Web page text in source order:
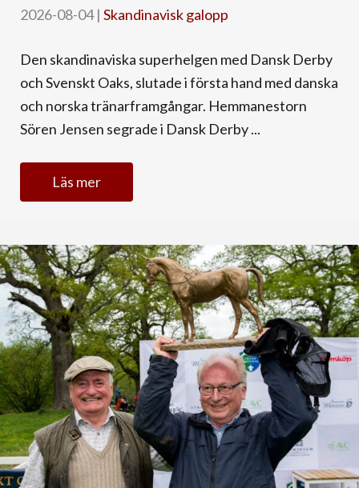
2026-08-04| Skandinavisk galopp
Den skandinaviska superhelgen med Dansk Derby
och Svenskt Oaks, slutade i första hand med danska
och norska tränarframgångar. Hemmanestorn
Sören Jensen segrade i Dansk Derby ...
Läs mer